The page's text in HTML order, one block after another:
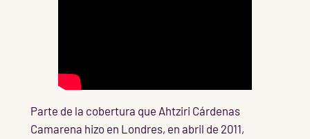
Parte de la cobertura que Ahtziri Cárdenas
Camarena hizo en Londres, en abril de 2011,